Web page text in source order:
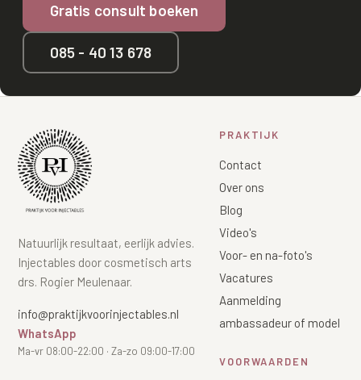
Gratis consult boeken
085 - 40 13 678
Natuurlijk resultaat, eerlijk advies.
Injectables door cosmetisch arts
drs. Rogier Meulenaar.
info@praktijkvoorinjectables.nl
WhatsApp
Ma-vr 08:00-22:00 · Za-zo 09:00-17:00
PRAKTIJK
Contact
Over ons
Blog
Video's
Voor- en na-foto's
Vacatures
Aanmelding
ambassadeur of model
VOORWAARDEN